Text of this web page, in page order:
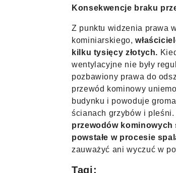
Konsekwencje braku
Z punktu widzenia prawa
kominiarskiego,
kilku tysięcy złotych.
wentylacyjne nie były
pozbawiony prawa do
przewód kominowy
budynku i powoduje
ścianach grzybów i pleśni.
przewodów kominowych
powstałe w procesie
zauważyć ani wyczuć w
Tagi: